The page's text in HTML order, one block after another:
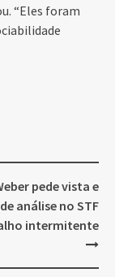
“Eles foram
pede vista e
análise no STF
intermitente